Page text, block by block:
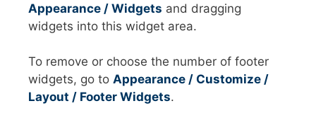
Appearance / Widgets and dragging
widgets into this widget area.
To remove or choose the number of footer
widgets, go to Appearance / Customize /
Layout / Footer Widgets.